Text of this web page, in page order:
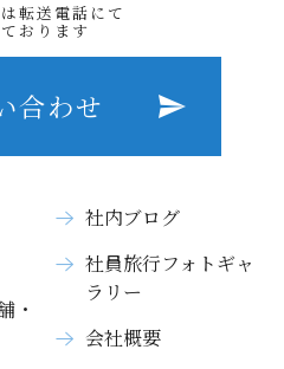
転送電話にて
おります
合わせ
・
社内ブログ
社員旅行フォトギャ
ラリー
会社概要